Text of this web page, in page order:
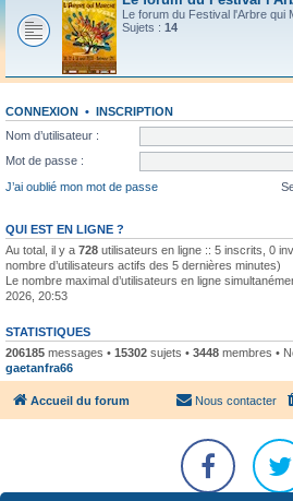
Le forum du Festival l'Arbre qui
Sujets : 14
CONNEXION • INSCRIPTION
Nom d’utilisateur :
Mot de passe :
J’ai oublié mon mot de passe
QUI EST EN LIGNE ?
Au total, il y a 728 utilisateurs en ligne :: 5 inscrits, 0
nombre d’utilisateurs actifs des 5 dernières minutes)
Le nombre maximal d’utilisateurs en ligne
2026, 20:53
STATISTIQUES
206185 messages • 15302 sujets • 3448 membres •
gaetanfra66
Accueil du forum Nous contacter